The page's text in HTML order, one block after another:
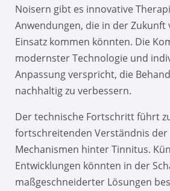
Noisern gibt es innovative
Anwendungen, die in der Zukunft
Einsatz kommen könnten. Die
modernster Technologie und
Anpassung verspricht, die
nachhaltig zu verbessern.
Der technische Fortschritt führt
fortschreitenden Verständnis der
Mechanismen hinter Tinnitus.
Entwicklungen könnten in der
maßgeschneiderter Lösungen